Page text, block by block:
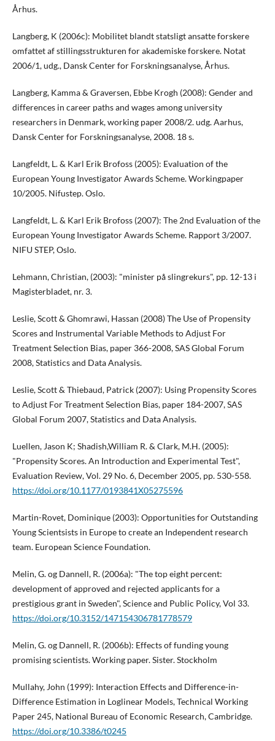
Århus.
Langberg, K (2006c): Mobilitet blandt statsligt ansatte forskere
omfattet af stillingsstrukturen for akademiske forskere. Notat
2006/1, udg., Dansk Center for Forskningsanalyse, Århus.
Langberg, Kamma & Graversen, Ebbe Krogh (2008): Gender and
differences in career paths and wages among university
researchers in Denmark, working paper 2008/2. udg. Aarhus,
Dansk Center for Forskningsanalyse, 2008. 18 s.
Langfeldt, L. & Karl Erik Brofoss (2005): Evaluation of the
European Young Investigator Awards Scheme. Workingpaper
10/2005. Nifustep. Oslo.
Langfeldt, L. & Karl Erik Brofoss (2007): The 2nd Evaluation of the
European Young Investigator Awards Scheme. Rapport 3/2007.
NIFU STEP, Oslo.
Lehmann, Christian, (2003): "minister på slingrekurs", pp. 12-13 i
Magisterbladet, nr. 3.
Leslie, Scott & Ghomrawi, Hassan (2008) The Use of Propensity
Scores and Instrumental Variable Methods to Adjust For
Treatment Selection Bias, paper 366-2008, SAS Global Forum
2008, Statistics and Data Analysis.
Leslie, Scott & Thiebaud, Patrick (2007): Using Propensity Scores
to Adjust For Treatment Selection Bias, paper 184-2007, SAS
Global Forum 2007, Statistics and Data Analysis.
Luellen, Jason K; Shadish,William R. & Clark, M.H. (2005):
"Propensity Scores. An Introduction and Experimental Test",
Evaluation Review, Vol. 29 No. 6, December 2005, pp. 530-558.
https://doi.org/10.1177/0193841X05275596
Martin-Rovet, Dominique (2003): Opportunities for Outstanding
Young Scientsists in Europe to create an Independent research
team. European Science Foundation.
Melin, G. og Dannell, R. (2006a): "The top eight percent:
development of approved and rejected applicants for a
prestigious grant in Sweden", Science and Public Policy, Vol 33.
https://doi.org/10.3152/147154306781778579
Melin, G. og Dannell, R. (2006b): Effects of funding young
promising scientists. Working paper. Sister. Stockholm
Mullahy, John (1999): Interaction Effects and Difference-in-
Difference Estimation in Loglinear Models, Technical Working
Paper 245, National Bureau of Economic Research, Cambridge.
https://doi.org/10.3386/t0245